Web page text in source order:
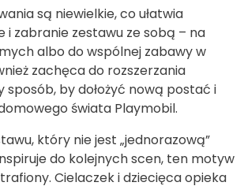
są niewielkie, co ułatwia
i zabranie zestawu ze sobą – na
albo do wspólnej zabawy w
zachęca do rozszerzania
sposób, by dołożyć nową postać i
świata Playmobil.
który nie jest „jednorazową”
do kolejnych scen, ten motyw
Cielaczek i dziecięca opieka